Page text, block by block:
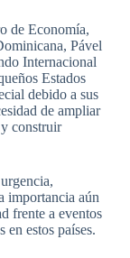
de Economía,
Pável
Internacional
Estados
debido a sus
de ampliar
construir
importancia aún
frente a eventos
en estos países.